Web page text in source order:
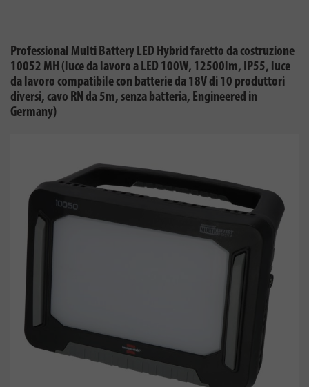
Professional Multi Battery LED Hybrid faretto da costruzione
10052 MH (luce da lavoro a LED 100W, 12500lm, IP55, luce
da lavoro compatibile con batterie da 18V di 10 produttori
diversi, cavo RN da 5m, senza batteria, Engineered in
Germany)